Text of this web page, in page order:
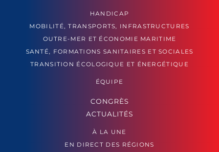
HANDICAP
MOBILITÉ, TRANSPORTS, INFRASTRUCTURES
OUTRE-MER ET ÉCONOMIE MARITIME
SANTÉ, FORMATIONS SANITAIRES ET SOCIALES
TRANSITION ÉCOLOGIQUE ET ÉNERGÉTIQUE
ÉQUIPE
CONGRÈS
ACTUALITÉS
À LA UNE
EN DIRECT DES RÉGIONS